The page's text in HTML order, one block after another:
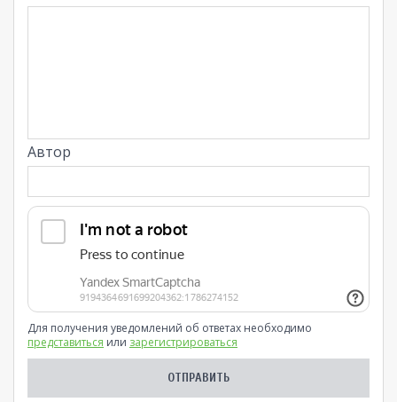
Автор
Для получения уведомлений об ответах необходимо
представиться или зарегистрироваться